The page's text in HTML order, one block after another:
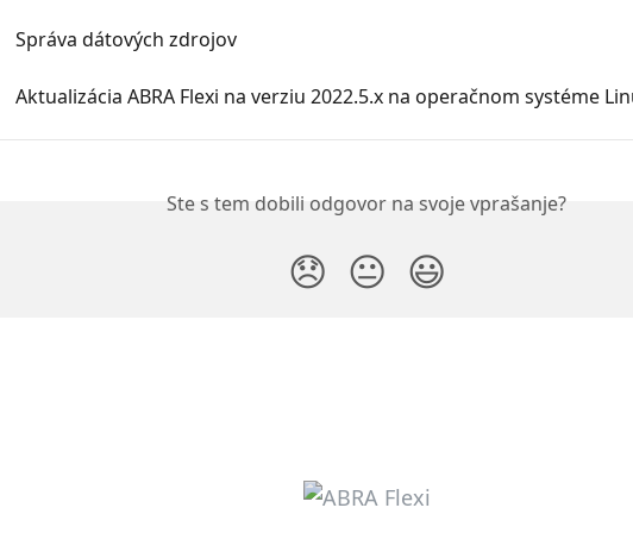
Správa dátových zdrojov
Aktualizácia ABRA Flexi na verziu 2022.5.x na operačnom systéme
Ste s tem dobili odgovor na svoje vprašanje?
😞 😐 😃